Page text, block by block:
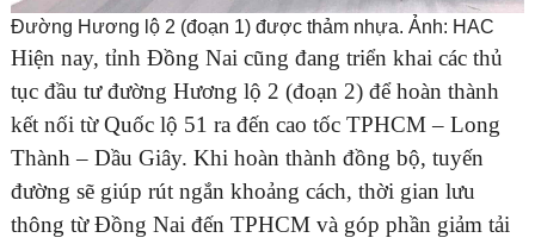
Đường Hương lộ 2 (đoạn 1) được thảm nhựa. Ảnh: HAC
Hiện nay, tỉnh Đồng Nai cũng đang triển khai các thủ
tục đầu tư đường Hương lộ 2 (đoạn 2) để hoàn thành
kết nối từ Quốc lộ 51 ra đến cao tốc TPHCM – Long
Thành – Dầu Giây. Khi hoàn thành đồng bộ, tuyến
đường sẽ giúp rút ngắn khoảng cách, thời gian lưu
thông từ Đồng Nai đến TPHCM và góp phần giảm tải